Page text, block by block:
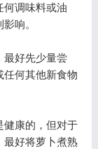
何调味料或油
响。
好先少量尝
任何其他新食物
康的，但对于
最好将萝卜煮熟